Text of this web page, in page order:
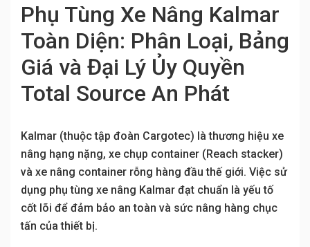
Phụ Tùng Xe Nâng Kalmar
Toàn Diện: Phân Loại, Bảng
Giá và Đại Lý Ủy Quyền
Total Source An Phát
Kalmar (thuộc tập đoàn Cargotec) là thương hiệu xe
nâng hạng nặng, xe chụp container (Reach stacker)
và xe nâng container rỗng hàng đầu thế giới. Việc sử
dụng phụ tùng xe nâng Kalmar đạt chuẩn là yếu tố
cốt lõi để đảm bảo an toàn và sức nâng hàng chục
tấn của thiết bị.